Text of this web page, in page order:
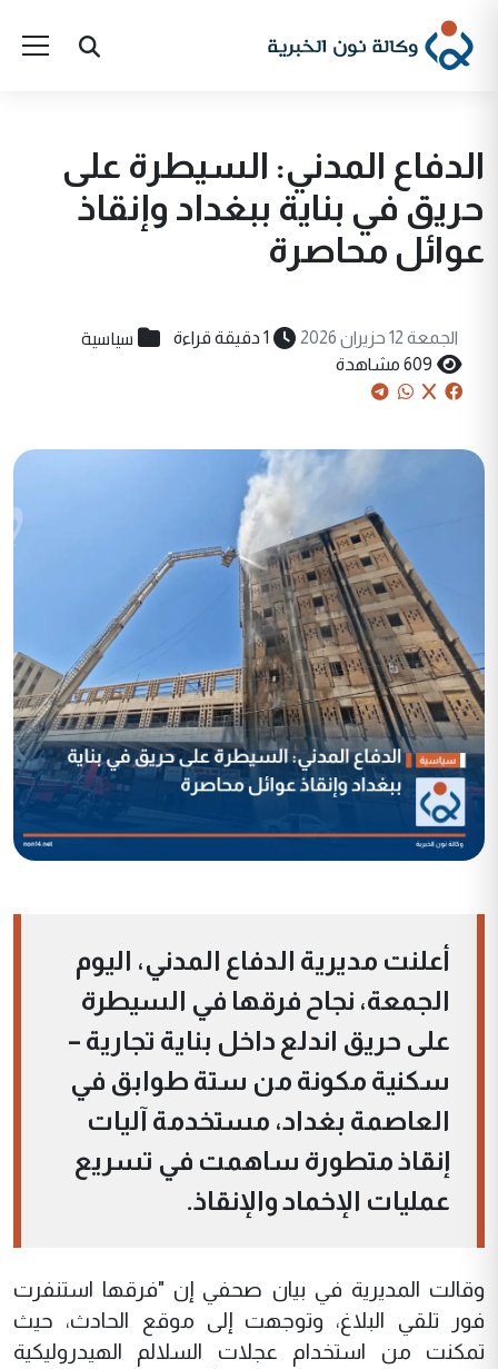
الدفاع المدني: السيطرة على
حريق في بناية ببغداد وإنقاذ
عوائل محاصرة
الجمعة 12 حزيران 2026 1 دقيقة قراءة سياسية
609 مشاهدة
أعلنت مديرية الدفاع المدني، اليوم
الجمعة، نجاح فرقها في السيطرة
على حريق اندلع داخل بناية تجارية –
سكنية مكونة من ستة طوابق في
العاصمة بغداد، مستخدمة آليات
إنقاذ متطورة ساهمت في تسريع
عمليات الإخماد والإنقاذ.
وقالت المديرية في بيان صحفي إن "فرقها استنفرت
فور تلقي البلاغ، وتوجهت إلى موقع الحادث، حيث
تمكنت من استخدام عجلات السلالم الهيدروليكية